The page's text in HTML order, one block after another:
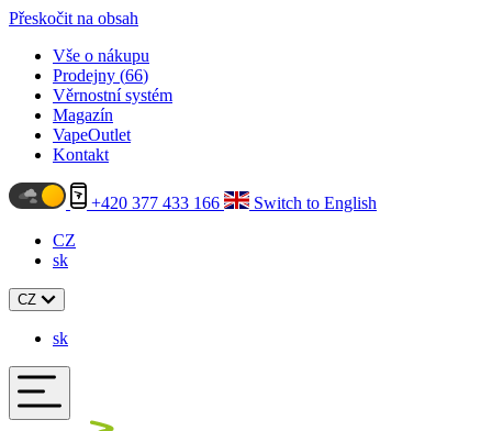
Přeskočit na obsah
Vše o nákupu
Prodejny (66)
Věrnostní systém
Magazín
VapeOutlet
Kontakt
+420 377 433 166
Switch to English
CZ
sk
CZ
sk